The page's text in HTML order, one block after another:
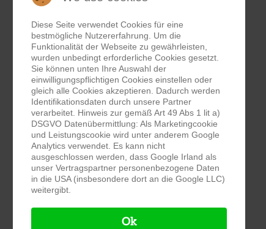
Diese Seite verwendet Cookies für eine
bestmögliche Nutzererfahrung. Um die
Funktionalität der Webseite zu gewährleisten,
wurden unbedingt erforderliche Cookies gesetzt.
Sie können unten Ihre Auswahl der
einwilligungspflichtigen Cookies einstellen oder
gleich alle Cookies akzeptieren. Dadurch werden
Identifikationsdaten durch unsere Partner
verarbeitet. Hinweis zur gemäß Art 49 Abs 1 lit a)
DSGVO Datenübermittlung: Als Marketingcookie
und Leistungscookie wird unter anderem Google
Analytics verwendet. Es kann nicht
ausgeschlossen werden, dass Google Irland als
unser Vertragspartner personenbezogene Daten
in die USA (insbesondere dort an die Google LLC)
weitergibt.
Ok